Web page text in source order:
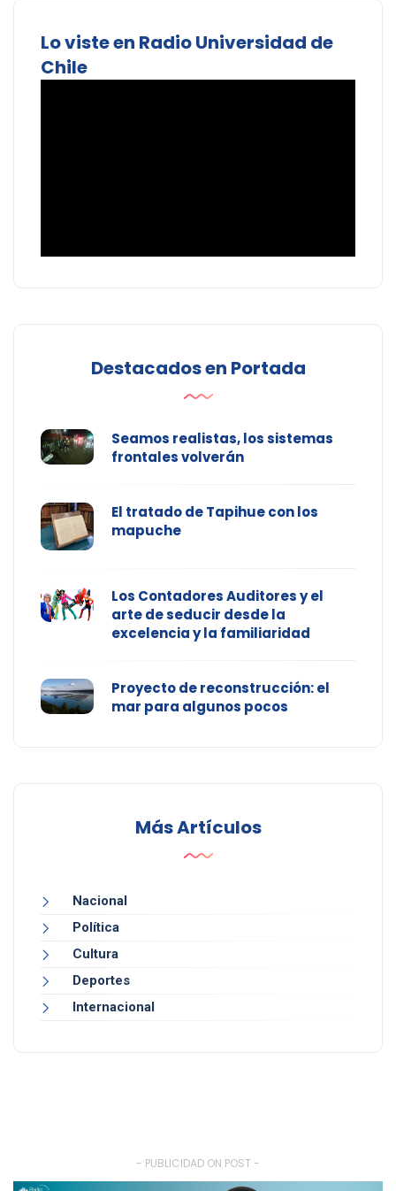
Lo viste en Radio Universidad de
Chile
Destacados en Portada
Seamos realistas, los sistemas
frontales volverán
El tratado de Tapihue con los
mapuche
Los Contadores Auditores y el
arte de seducir desde la
excelencia y la familiaridad
Proyecto de reconstrucción: el
mar para algunos pocos
Más Artículos
Nacional
Política
Cultura
Deportes
Internacional
- PUBLICIDAD ON POST -